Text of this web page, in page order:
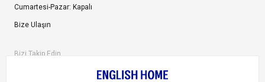
Cumartesi-Pazar: Kapalı
Bize Ulaşın
Bizi Takip Edin